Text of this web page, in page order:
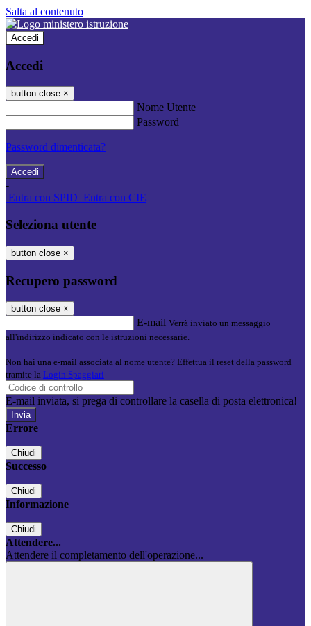
Salta al contenuto
Accedi
Accedi
button close ×
Nome Utente
Password
Password dimenticata?
-
Entra con SPID Entra con CIE
Seleziona utente
button close ×
Recupero password
button close ×
E-mail Verrà inviato un messaggio
all'indirizzo indicato con le istruzioni necessarie.
Non hai una e-mail associata al nome utente? Effettua il reset della password
tramite la Login Spaggiari
E-mail inviata, si prega di controllare la casella di posta elettronica!
Errore
Chiudi
Successo
Chiudi
Informazione
Chiudi
Attendere...
Attendere il completamento dell'operazione...